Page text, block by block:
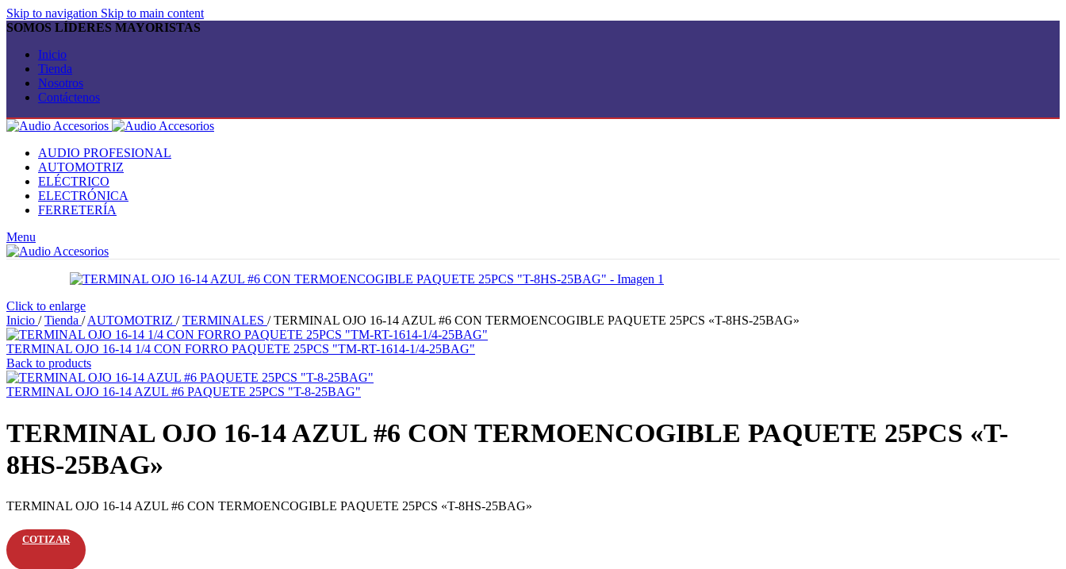
Skip to navigation Skip to main content
SOMOS LÍDERES MAYORISTAS
Inicio
Tienda
Nosotros
Contáctenos
AUDIO PROFESIONAL
AUTOMOTRIZ
ELÉCTRICO
ELECTRÓNICA
FERRETERÍA
Menu
Click to enlarge
Inicio / Tienda / AUTOMOTRIZ / TERMINALES / TERMINAL OJO 16-14 AZUL #6 CON TERMOENCOGIBLE PAQUETE 25PCS «T-8HS-25BAG»
TERMINAL OJO 16-14 1/4 CON FORRO PAQUETE 25PCS "TM-RT-1614-1/4-25BAG"
Back to products
TERMINAL OJO 16-14 AZUL #6 PAQUETE 25PCS "T-8-25BAG"
TERMINAL OJO 16-14 AZUL #6 CON TERMOENCOGIBLE PAQUETE 25PCS «T-
8HS-25BAG»
TERMINAL OJO 16-14 AZUL #6 CON TERMOENCOGIBLE PAQUETE 25PCS «T-8HS-25BAG»
COTIZAR